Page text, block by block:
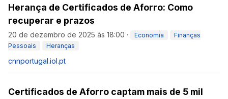
Herança de Certificados de Aforro: Como
recuperar e prazos
20 de dezembro de 2025 às 18:00 · Economia
Finanças
Pessoais
Heranças
cnnportugal.iol.pt
Certificados de Aforro captam mais de 5 mil